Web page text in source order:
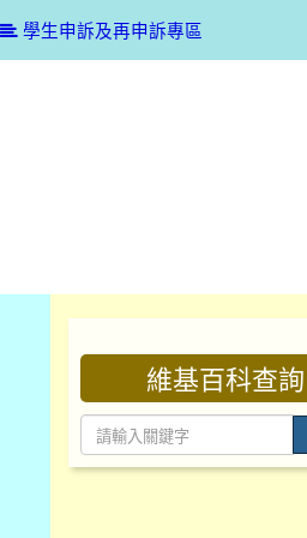
學生申訴及再申訴專區
維基百科查詢